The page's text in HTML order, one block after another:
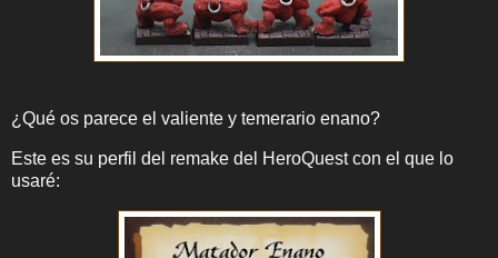
¿Qué os parece el valiente y temerario enano?
Este es su perfil del remake del HeroQuest con el que lo
usaré: